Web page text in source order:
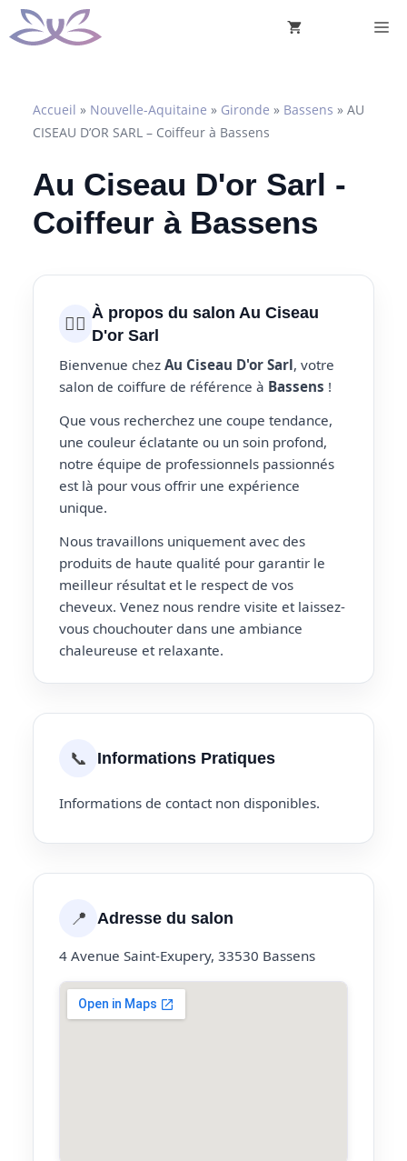
Aller
au
Accueil » Nouvelle-Aquitaine » Gironde » Bassens » AU
CISEAU D’OR SARL – Coiffeur à Bassens
Au Ciseau D'or Sarl -
Coiffeur à Bassens
💇‍♀️ À propos du salon Au Ciseau
D'or Sarl
Bienvenue chez Au Ciseau D'or Sarl, votre
salon de coiffure de référence à Bassens !
Que vous recherchez une coupe tendance,
une couleur éclatante ou un soin profond,
notre équipe de professionnels passionnés
est là pour vous offrir une expérience
unique.
Nous travaillons uniquement avec des
produits de haute qualité pour garantir le
meilleur résultat et le respect de vos
cheveux. Venez nous rendre visite et laissez-
vous chouchouter dans une ambiance
chaleureuse et relaxante.
📞 Informations Pratiques
Informations de contact non disponibles.
📍 Adresse du salon
4 Avenue Saint-Exupery, 33530 Bassens